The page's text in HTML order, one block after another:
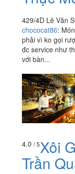
429/4D Lê Văn
chococat86:
phải vì ko gọi
đc service như
với bàn...
4.0 / 5Xôi
Trần